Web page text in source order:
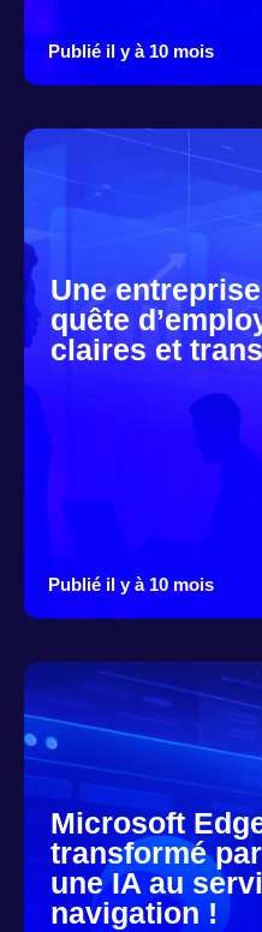
Publié il y à 10 mois
Une
quête
claires et
Publié il y à 10 mois
Microsoft
transformé
une IA au
navigation !